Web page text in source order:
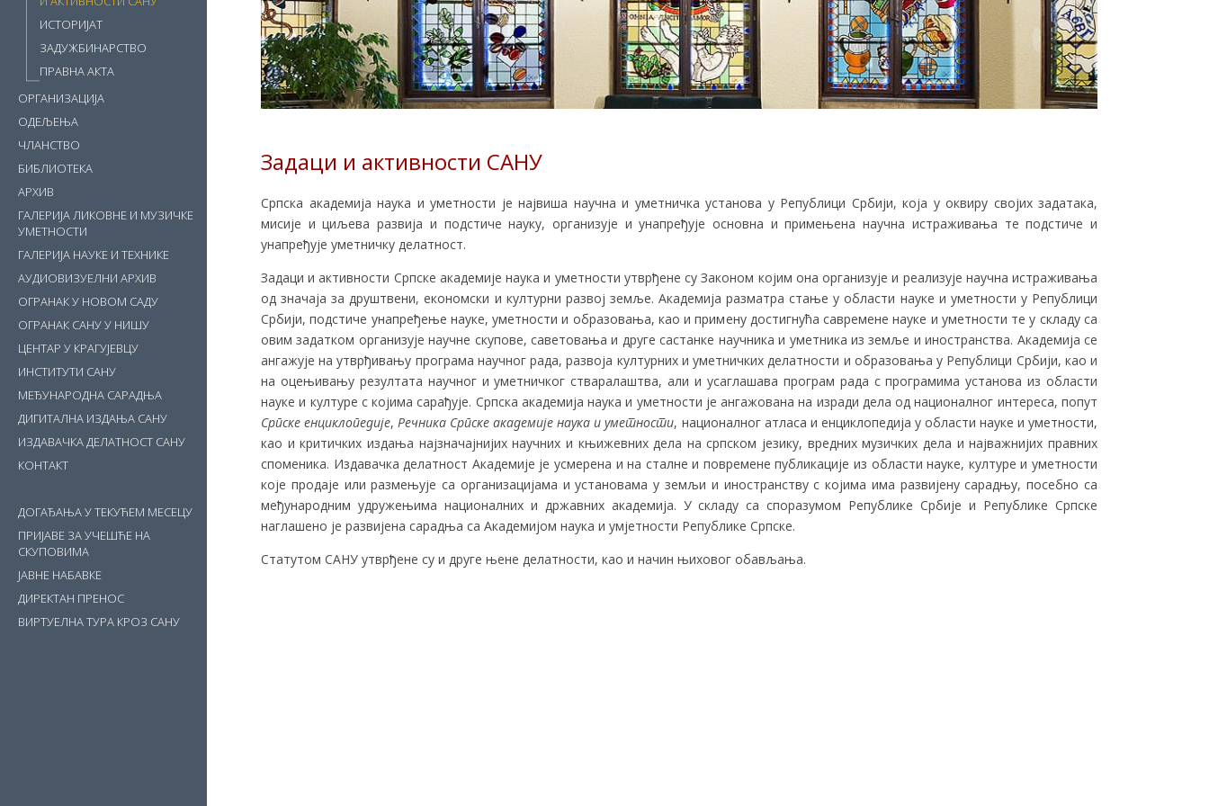
ИСТОРИЈАТ
ЗАДУЖБИНАРСТВО
ПРАВНА АКТА
ОРГАНИЗАЦИЈА
ОДЕЉЕЊА
ЧЛАНСТВО
БИБЛИОТЕКА
АРХИВ
ГАЛЕРИЈА ЛИКОВНЕ И МУЗИЧКЕ
УМЕТНОСТИ
ГАЛЕРИЈА НАУКЕ И ТЕХНИКЕ
АУДИОВИЗУЕЛНИ АРХИВ
ОГРАНАК У НОВОМ САДУ
ОГРАНАК САНУ У НИШУ
ЦЕНТАР У КРАГУЈЕВЦУ
ИНСТИТУТИ САНУ
МЕЂУНАРОДНА САРАДЊА
ДИГИТАЛНА ИЗДАЊА САНУ
ИЗДАВАЧКА ДЕЛАТНОСТ САНУ
КОНТАКТ
ДОГАЂАЊА У ТЕКУЋЕМ МЕСЕЦУ
ПРИЈАВЕ ЗА УЧЕШЋЕ НА
СКУПОВИМА
ЈАВНЕ НАБАВКЕ
ДИРЕКТАН ПРЕНОС
ВИРТУЕЛНА ТУРА КРОЗ САНУ
Задаци и активности САНУ
Српска академија наука и уметности је највиша научна и уметничка установа у Републици Србији, која у оквиру својих задатака,
мисије и циљева развија и подстиче науку, организује и унапређује основна и примењена научна истраживања те подстиче и
унапређује уметничку делатност.
Задаци и активности Српске академије наука и уметности утврђене су Законом којим она организује и реализује научна истраживања
од значаја за друштвени, економски и културни развој земље. Академија разматра стање у области науке и уметности у Републици
Србији, подстиче унапређење науке, уметности и образовања, као и примену достигнућа савремене науке и уметности те у складу са
овим задатком организује научне скупове, саветовања и друге састанке научника и уметника из земље и иностранства. Академија се
ангажује на утврђивању програма научног рада, развоја културних и уметничких делатности и образовања у Републици Србији, као и
на оцењивању резултата научног и уметничког стваралаштва, али и усаглашава програм рада с програмима установа из области
науке и културе с којима сарађује. Српска академија наука и уметности је ангажована на изради дела од националног интереса, попут
Српске енциклопедије,Речника Српске академије наука и уметности, националног атласа и енциклопедија у области науке и уметности,
као и критичких издања најзначајнијих научних и књижевних дела на српском језику, вредних музичких дела и најважнијих правних
споменика. Издавачка делатност Академије је усмерена и на сталне и повремене публикације из области науке, културе и уметности
које продаје или размењује са организацијама и установама у земљи и иностранству с којима има развијену сарадњу, посебно са
међународним удружењима националних и државних академија. У складу са споразумом Републике Србије и Републике Српске
наглашено је развијена сарадња са Академијом наука и умјетности Републике Српске.
Статутом САНУ утврђене су и друге њене делатности, као и начин њиховог обављања.